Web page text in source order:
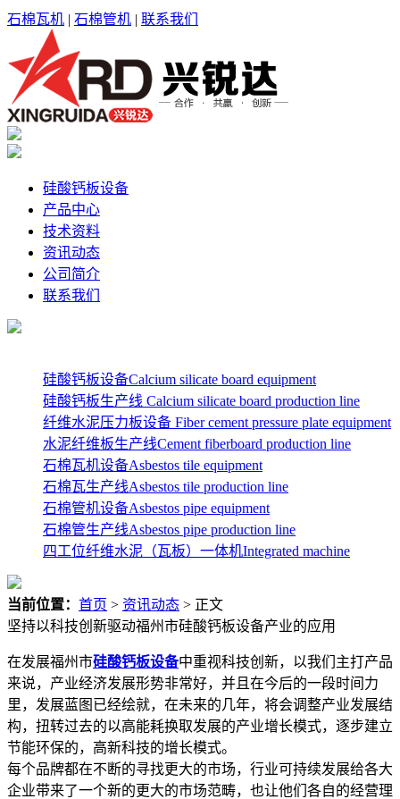
石棉瓦机 | 石棉管机 | 联系我们
硅酸钙板设备
产品中心
技术资料
资讯动态
公司简介
联系我们
硅酸钙板设备Calcium silicate board equipment
硅酸钙板生产线 Calcium silicate board production line
纤维水泥压力板设备 Fiber cement pressure plate equipment
水泥纤维板生产线Cement fiberboard production line
石棉瓦机设备Asbestos tile equipment
石棉瓦生产线Asbestos tile production line
石棉管机设备Asbestos pipe equipment
石棉管生产线Asbestos pipe production line
四工位纤维水泥（瓦板）一体机Integrated machine
当前位置： 首页 > 资讯动态 > 正文
坚持以科技创新驱动福州市硅酸钙板设备产业的应用
在发展福州市硅酸钙板设备中重视科技创新，以我们主打产品
来说，产业经济发展形势非常好，并且在今后的一段时间力
里，发展蓝图已经绘就，在未来的几年，将会调整产业发展结
构，扭转过去的以高能耗换取发展的产业增长模式，逐步建立
节能环保的，高新科技的增长模式。
每个品牌都在不断的寻找更大的市场，行业可持续发展给各大
企业带来了一个新的更大的市场范畴，也让他们各自的经营理